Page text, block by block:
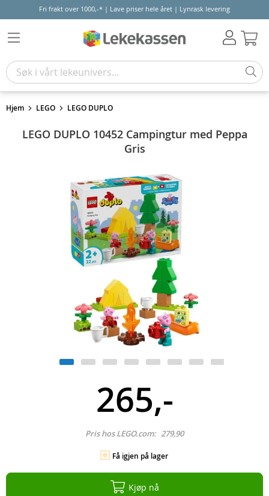
Fri frakt over 1000,-* | Lave priser hele året | Lynrask levering
Hjem LEGO LEGO DUPLO
LEGO DUPLO 10452 Campingtur med Peppa
Gris
265,-
Pris hos LEGO.com: 279,90
Få igjen på lager
Kjøp nå